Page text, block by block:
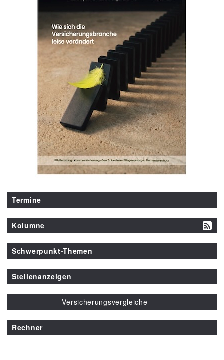
Termine
Kolumne
Schwerpunkt-Themen
Stellenanzeigen
Versicherungsvergleiche
Rechner